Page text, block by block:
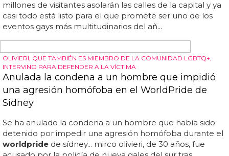
confirmaciones internacionales y más potentes en las
próximas semanas para el world pride2017
semana se desvelan algunos de ellos y encontramos
pride enmadrid... ¡fleur east!... falta un mes para que se
celebre el orgullo lgbt más grande del mundo en
madrid, que este año concentra las celebraciones del
world pride y del euro pride al mismo tiempo,
convirtiendo la capital española en capital del colectivo
lgbt de todo el planeta... ¿recuerdas a fleur east? ella ha
sido la última gran estrella salida...